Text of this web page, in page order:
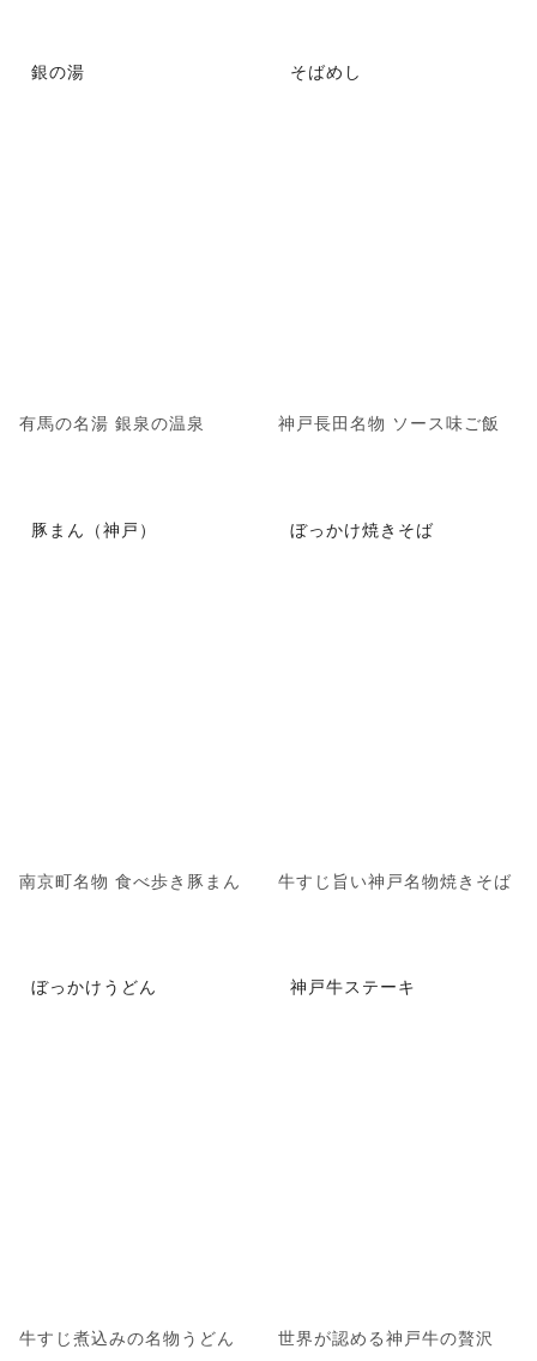
銀の湯
有馬の名湯 銀泉の温泉
そばめし
神戸長田名物 ソース味ご飯
豚まん（神戸）
南京町名物 食べ歩き豚まん
ぼっかけ焼きそば
牛すじ旨い神戸名物焼きそば
ぼっかけうどん
牛すじ煮込みの名物うどん
神戸牛ステーキ
世界が認める神戸牛の贅沢